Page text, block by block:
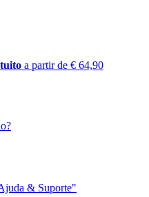
a partir de € 64,90
& Suporte"